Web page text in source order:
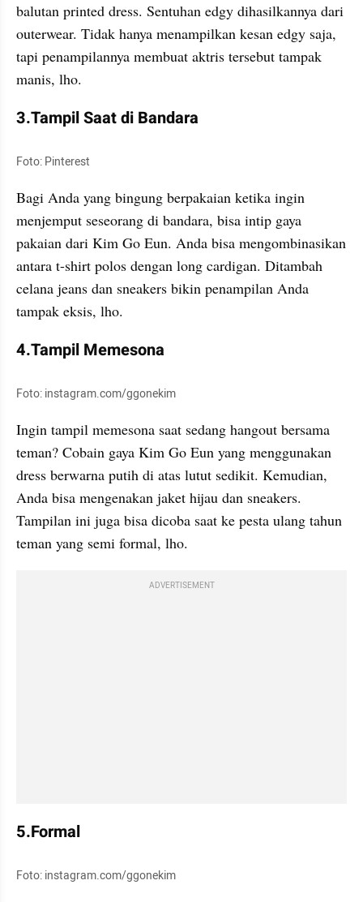
balutan printed dress. Sentuhan edgy dihasilkannya dari
outerwear. Tidak hanya menampilkan kesan edgy saja,
tapi penampilannya membuat aktris tersebut tampak
manis, lho.
3.Tampil Saat di Bandara
Foto: Pinterest
Bagi Anda yang bingung berpakaian ketika ingin
menjemput seseorang di bandara, bisa intip gaya
pakaian dari Kim Go Eun. Anda bisa mengombinasikan
antara t-shirt polos dengan long cardigan. Ditambah
celana jeans dan sneakers bikin penampilan Anda
tampak eksis, lho.
4.Tampil Memesona
Foto: instagram.com/ggonekim
Ingin tampil memesona saat sedang hangout bersama
teman? Cobain gaya Kim Go Eun yang menggunakan
dress berwarna putih di atas lutut sedikit. Kemudian,
Anda bisa mengenakan jaket hijau dan sneakers.
Tampilan ini juga bisa dicoba saat ke pesta ulang tahun
teman yang semi formal, lho.
ADVERTISEMENT
5.Formal
Foto: instagram.com/ggonekim